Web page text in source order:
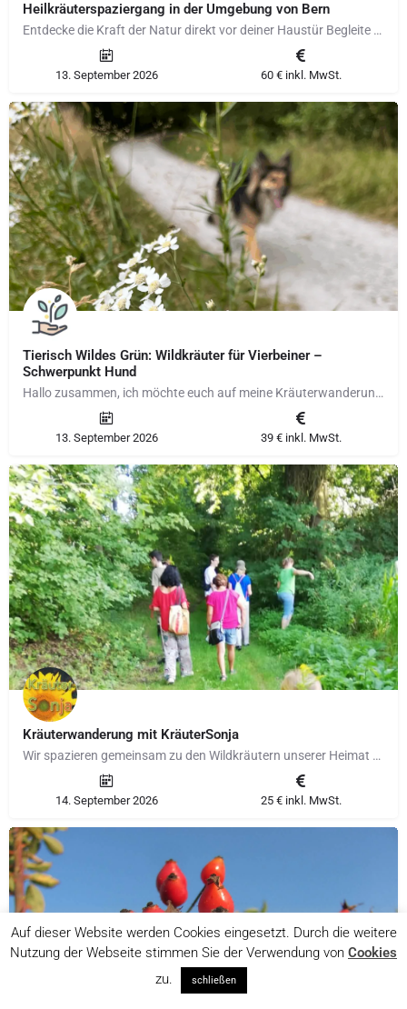
Heilkräuterspaziergang in der Umgebung von Bern
Entdecke die Kraft der Natur direkt vor deiner Haustür Begleite mich auf einem faszinierenden Spaziergang…
13. September 2026 60 € inkl. MwSt.
Tierisch Wildes Grün: Wildkräuter für Vierbeiner –
Schwerpunkt Hund
Hallo zusammen, ich möchte euch auf meine Kräuterwanderungen "Tierisch Wildes Grün: Wildkräuter für…
13. September 2026 39 € inkl. MwSt.
Kräuterwanderung mit KräuterSonja
Wir spazieren gemeinsam zu den Wildkräutern unserer Heimat und ich erzähle Dir so einiges dazu. Warum ist die…
14. September 2026 25 € inkl. MwSt.
Auf dieser Website werden Cookies eingesetzt. Durch die weitere
Nutzung der Webseite stimmen Sie der Verwendung von Cookies
zu.
schließen